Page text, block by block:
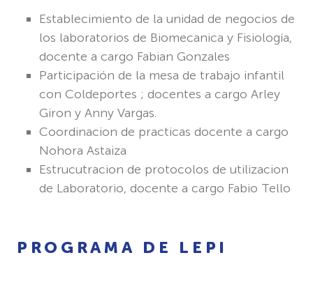
Establecimiento de la unidad de negocios de
los laboratorios de Biomecanica y Fisiología,
docente a cargo Fabian Gonzales
Participación de la mesa de trabajo infantil
con Coldeportes ; docentes a cargo Arley
Giron y Anny Vargas.
Coordinacion de practicas docente a cargo
Nohora Astaiza
Estrucutracion de protocolos de utilizacion
de Laboratorio, docente a cargo Fabio Tello
PROGRAMA DE LEPI